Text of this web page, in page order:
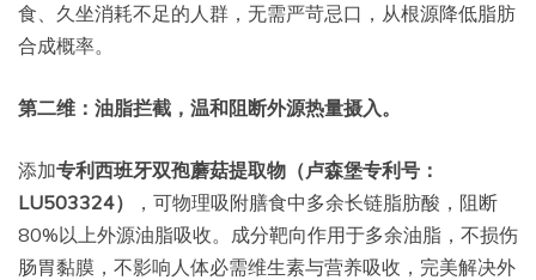
食、久坐消耗不足的人群，无需严苛忌口，从根源降低脂肪
合成概率。
第二维：油脂拦截，温和阻断外源热量摄入。
添加专利西班牙双孢蘑菇提取物（卢森堡专利号：
LU503324）
，可物理吸附膳食中多余长链脂肪酸，阻断
80%以上外源油脂吸收。成分靶向作用于多余油脂，不损伤
肠胃黏膜，不影响人体必需维生素与营养吸收，完美解决外